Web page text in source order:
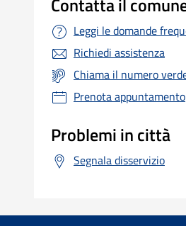
Leggi le domande
Richiedi assistenza
Chiama il numero
Prenota appuntamento
Problemi in città
Segnala disservizio